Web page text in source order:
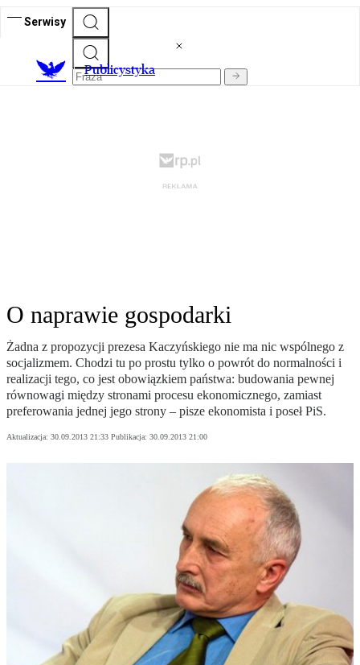
Serwisy
Publicystyka
O naprawie gospodarki
Żadna z propozycji prezesa Kaczyńskiego nie ma nic wspólnego z
socjalizmem. Chodzi tu po prostu tylko o powrót do normalności i
realizacji tego, co jest obowiązkiem państwa: budowania pewnej
równowagi między stronami procesu ekonomicznego, zamiast
preferowania jednej jego strony – pisze ekonomista i poseł PiS.
Aktualizacja: 30.09.2013 21:33 Publikacja: 30.09.2013 21:00